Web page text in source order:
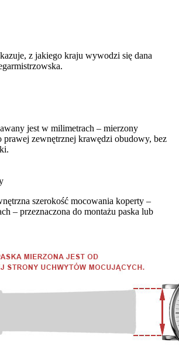
z jakiego kraju wywodzi się dana
jest w milimetrach – mierzony
prawej zewnętrznej krawędzi obudowy, bez
szerokość mocowania koperty –
– przeznaczona do montażu paska lub